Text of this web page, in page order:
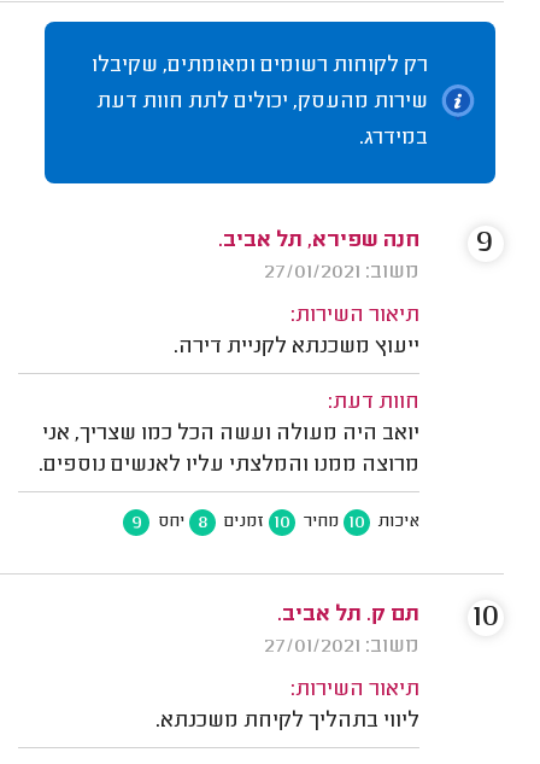
רק לקוחות רשומים ומאומתים, שקיבלו
שירות מהעסק, יכולים לתת חוות דעת
במידרג.
חנה שפירא, תל אביב.
משוב: 27/01/2021
תיאור השירות:
ייעוץ משכנתא לקניית דירה.
חוות דעת:
יואב היה מעולה ועשה הכל כמו שצריך, אני
מרוצה ממנו והמלצתי עליו לאנשים נוספים.
איכות 10 מחיר 10 זמנים 8 יחס 9
9
תם ק. תל אביב.
משוב: 27/01/2021
תיאור השירות:
ליווי בתהליך לקיחת משכנתא.
10